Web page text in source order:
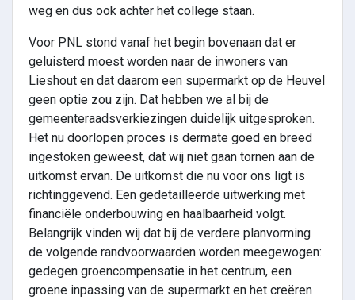
weg en dus ook achter het college staan.
Voor PNL stond vanaf het begin bovenaan dat er
geluisterd moest worden naar de inwoners van
Lieshout en dat daarom een supermarkt op de Heuvel
geen optie zou zijn. Dat hebben we al bij de
gemeenteraadsverkiezingen duidelijk uitgesproken.
Het nu doorlopen proces is dermate goed en breed
ingestoken geweest, dat wij niet gaan tornen aan de
uitkomst ervan. De uitkomst die nu voor ons ligt is
richtinggevend. Een gedetailleerde uitwerking met
financiële onderbouwing en haalbaarheid volgt.
Belangrijk vinden wij dat bij de verdere planvorming
de volgende randvoorwaarden worden meegewogen:
gedegen groencompensatie in het centrum, een
groene inpassing van de supermarkt en het creëren